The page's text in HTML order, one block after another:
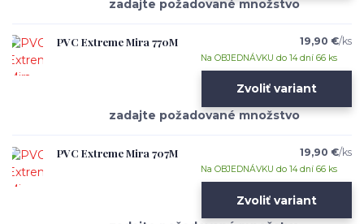
PVC Extreme Mira 770M 19,90 €/ks
Na OBJEDNÁVKU do 14 dní 66 ks
Zvoliť variant
PVC Extreme Mira 707M 19,90 €/ks
Na OBJEDNÁVKU do 14 dní 66 ks
Zvoliť variant